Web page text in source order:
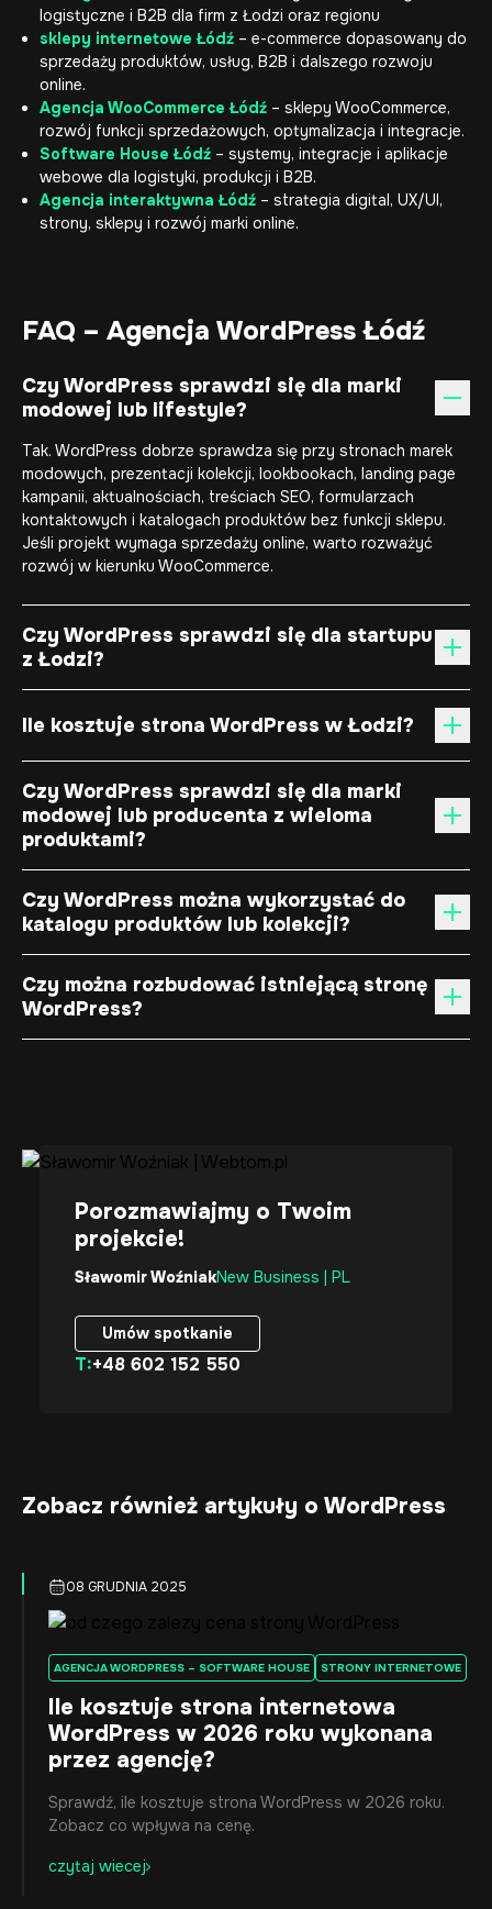
logistyczne i B2B dla firm z Łodzi oraz regionu
sklepy internetowe Łódź – e-commerce dopasowany do
sprzedaży produktów, usług, B2B i dalszego rozwoju
online.
Agencja WooCommerce Łódź – sklepy WooCommerce,
rozwój funkcji sprzedażowych, optymalizacja i integracje.
Software House Łódź – systemy, integracje i aplikacje
webowe dla logistyki, produkcji i B2B.
Agencja interaktywna Łódź – strategia digital, UX/UI,
strony, sklepy i rozwój marki online.
FAQ – Agencja WordPress Łódź
Czy WordPress sprawdzi się dla marki
modowej lub lifestyle?
Tak. WordPress dobrze sprawdza się przy stronach marek
modowych, prezentacji kolekcji, lookbookach, landing page
kampanii, aktualnościach, treściach SEO, formularzach
kontaktowych i katalogach produktów bez funkcji sklepu.
Jeśli projekt wymaga sprzedaży online, warto rozważyć
rozwój w kierunku WooCommerce.
Czy WordPress sprawdzi się dla startupu
z Łodzi?
Ile kosztuje strona WordPress w Łodzi?
Czy WordPress sprawdzi się dla marki
modowej lub producenta z wieloma
produktami?
Czy WordPress można wykorzystać do
katalogu produktów lub kolekcji?
Czy można rozbudować istniejącą stronę
WordPress?
Porozmawiajmy o Twoim
projekcie!
Sławomir WoźniakNew Business | PL
Umów spotkanie
Umów spotkanie
T:+48 602 152 550
Zobacz również artykuły o WordPress
08 GRUDNIA 2025
AGENCJA WORDPRESS – SOFTWARE HOUSE STRONY INTERNETOWE
Ile kosztuje strona internetowa
WordPress w 2026 roku wykonana
przez agencję?
Sprawdź, ile kosztuje strona WordPress w 2026 roku.
Zobacz co wpływa na cenę.
czytaj wiecej